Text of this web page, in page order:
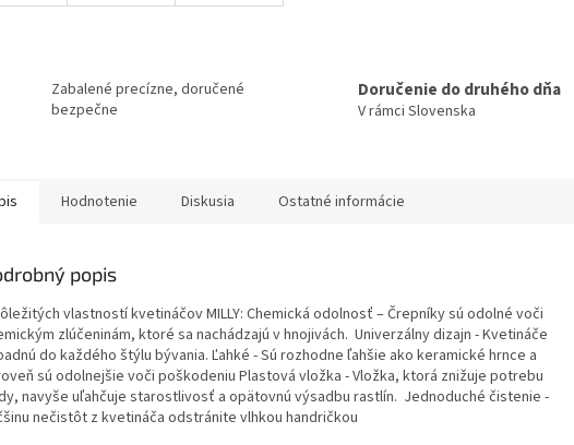
Zabalené precízne, doručené
bezpečne
Doručenie do druhého dňa
V rámci Slovenska
Hodnotenie Diskusia Ostatné informácie
popis
vlastností kvetináčov MILLY: Chemická odolnosť – Črepníky sú odolné voči
zlúčeninám, ktoré sa nachádzajú v hnojivách. Univerzálny dizajn - Kvetináče
do každého štýlu bývania. Ľahké - Sú rozhodne ľahšie ako keramické hrnce a
sú odolnejšie voči poškodeniu Plastová vložka - Vložka, ktorá znižuje potrebu
navyše uľahčuje starostlivosť a opätovnú výsadbu rastlín. Jednoduché čistenie -
nečistôt z kvetináča odstránite vlhkou handričkou